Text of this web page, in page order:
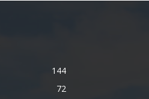
144
72